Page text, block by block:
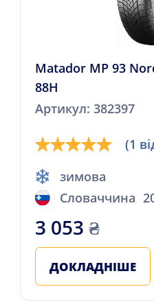
Matador MP 93
88H
Артикул: 382397
(1
зимова
Словаччина
3 053 ₴
ДОКЛАДНІШЕ